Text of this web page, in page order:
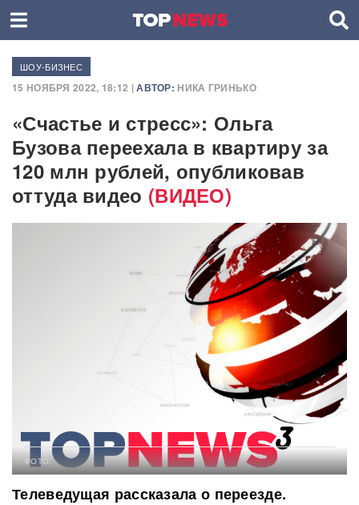
ШОУ-БИЗНЕС
15 НОЯБРЯ 2022, 18:12 |АВТОР: НИКА ГРИНЬКО
«Счастье и стресс»: Ольга
Бузова переехала в квартиру за
120 млн рублей, опубликовав
оттуда видео (ВИДЕО)
ФОТО:
Телеведущая рассказала о переезде.